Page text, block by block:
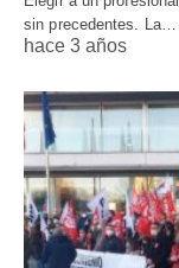
sin precedentes. La…
hace 3 años